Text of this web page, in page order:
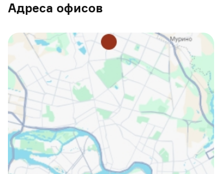
Адреса офисов